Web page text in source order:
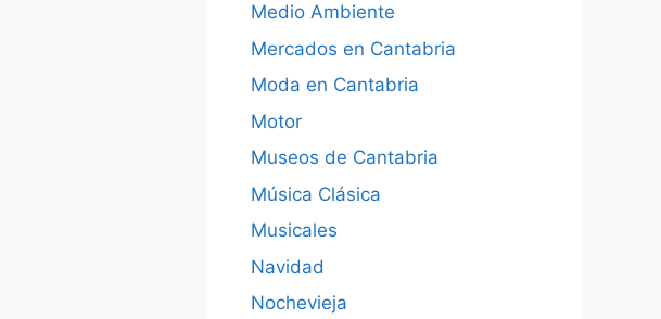
Medio Ambiente
Mercados en Cantabria
Moda en Cantabria
Motor
Museos de Cantabria
Música Clásica
Musicales
Navidad
Nochevieja